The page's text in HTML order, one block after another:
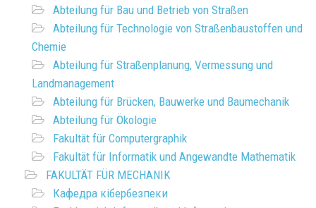
Abteilung für Bau und Betrieb von Straßen
Abteilung für Technologie von Straßenbaustoffen und
Chemie
Abteilung für Straßenplanung, Vermessung und
Landmanagement
Abteilung für Brücken, Bauwerke und Baumechanik
Abteilung für Ökologie
Fakultät für Computergraphik
Fakultät für Informatik und Angewandte Mathematik
FAKULTÄT FÜR MECHANIK
Кафедра кібербезпеки